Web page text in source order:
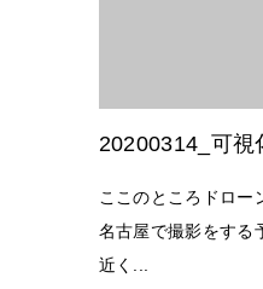
20200314_可視
ここのところドロー
名古屋で撮影をする
近く...